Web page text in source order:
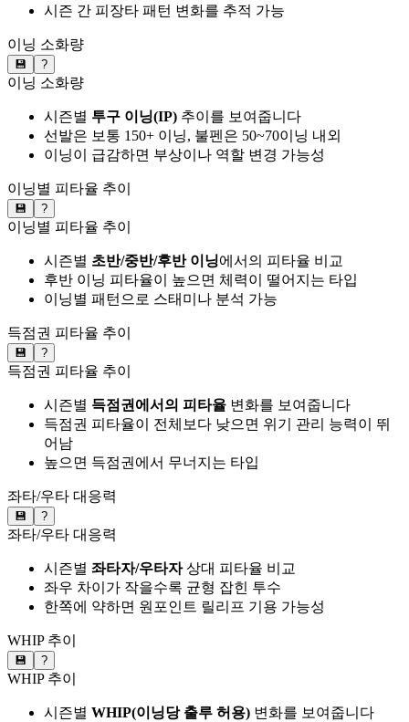
시즌 간 피장타 패턴 변화를 추적 가능
이닝 소화량
💾 ?
이닝 소화량
시즌별 투구 이닝(IP) 추이를 보여줍니다
선발은 보통 150+ 이닝, 불펜은 50~70이닝 내외
이닝이 급감하면 부상이나 역할 변경 가능성
이닝별 피타율 추이
💾 ?
이닝별 피타율 추이
시즌별 초반/중반/후반 이닝에서의 피타율 비교
후반 이닝 피타율이 높으면 체력이 떨어지는 타입
이닝별 패턴으로 스태미나 분석 가능
득점권 피타율 추이
💾 ?
득점권 피타율 추이
시즌별 득점권에서의 피타율 변화를 보여줍니다
득점권 피타율이 전체보다 낮으면 위기 관리 능력이 뛰
어남
높으면 득점권에서 무너지는 타입
좌타/우타 대응력
💾 ?
좌타/우타 대응력
시즌별 좌타자/우타자상대 피타율 비교
좌우 차이가 작을수록 균형 잡힌 투수
한쪽에 약하면 원포인트 릴리프 기용 가능성
WHIP 추이
💾 ?
WHIP 추이
시즌별 WHIP(이닝당 출루 허용) 변화를 보여줍니다